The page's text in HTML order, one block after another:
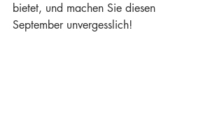
bietet, und machen Sie diesen
September unvergesslich!